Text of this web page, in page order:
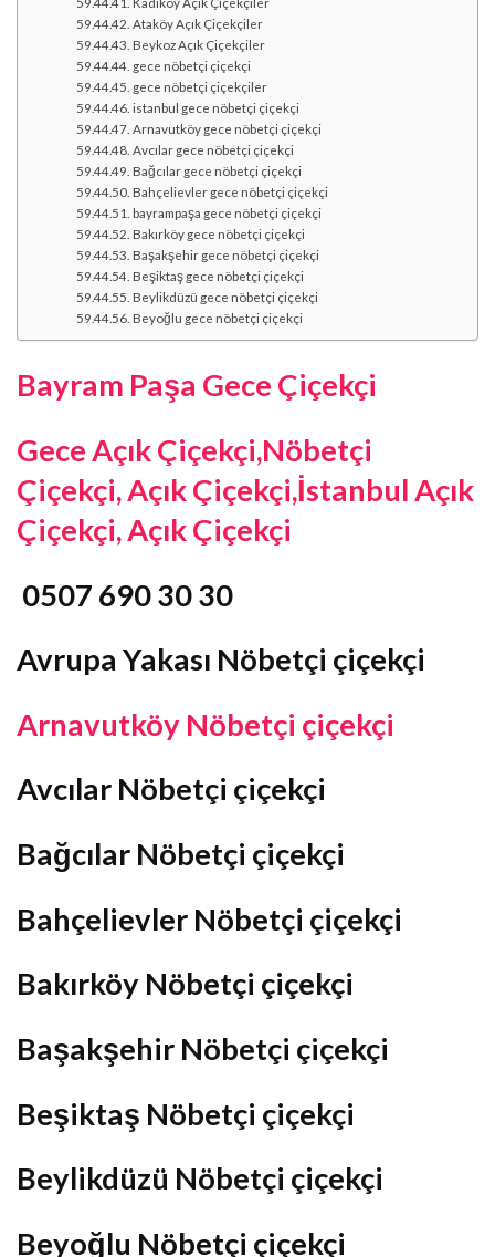
Ataköy Açık Çiçekçiler
Beykoz Açık Çiçekçiler
gece nöbetçi çiçekçi
gece nöbetçi çiçekçiler
istanbul gece nöbetçi çiçekçi
Arnavutköy gece nöbetçi çiçekçi
Avcılar gece nöbetçi çiçekçi
Bağcılar gece nöbetçi çiçekçi
Bahçelievler gece nöbetçi çiçekçi
bayrampaşa gece nöbetçi çiçekçi
Bakırköy gece nöbetçi çiçekçi
Başakşehir gece nöbetçi çiçekçi
Beşiktaş gece nöbetçi çiçekçi
Beylikdüzü gece nöbetçi çiçekçi
Beyoğlu gece nöbetçi çiçekçi
Bayram Paşa Gece Çiçekçi
Gece Açık Çiçekçi,Nöbetçi
Çiçekçi, Açık Çiçekçi,İstanbul Açık
Çiçekçi, Açık Çiçekçi
0507 690 30 30
Avrupa Yakası Nöbetçi çiçekçi
Arnavutköy Nöbetçi çiçekçi
Avcılar Nöbetçi çiçekçi
Bağcılar Nöbetçi çiçekçi
Bahçelievler Nöbetçi çiçekçi
Bakırköy Nöbetçi çiçekçi
Başakşehir Nöbetçi çiçekçi
Beşiktaş Nöbetçi çiçekçi
Beylikdüzü Nöbetçi çiçekçi
Beyoğlu Nöbetçi çiçekçi